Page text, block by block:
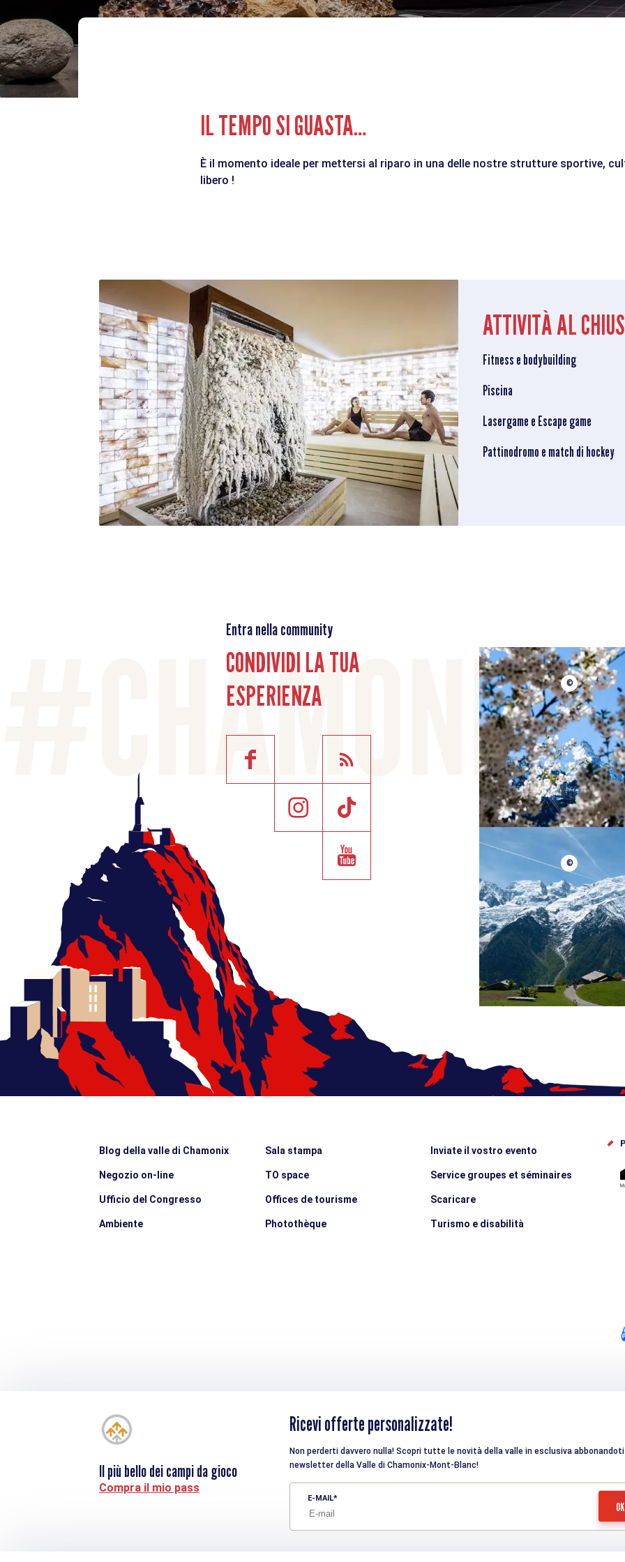
IL TEMPO SI GUASTA…
È il momento ideale per mettersi al riparo in una delle nostre strutture sportive,
libero !
ATTIVITÀ AL
Fitness e bodybuilding
Piscina
Lasergame e Escape game
Pattinodromo e match di hockey
Entra nella community
CONDIVIDI LA TUA
ESPERIENZA
©
©
Blog della valle di Chamonix
Negozio on-line
Ufficio del Congresso
Ambiente
Sala stampa
TO space
Offices de tourisme
Photothèque
Inviate il vostro evento
Service groupes et séminaires
Scaricare
Turismo e disabilità
Il più bello dei campi da gioco
Compra il mio pass
Ricevi offerte personalizzate!
Non perderti davvero nulla! Scopri tutte le novità della valle in esclusiva
newsletter della Valle di Chamonix-Mont-Blanc!
E-MAIL